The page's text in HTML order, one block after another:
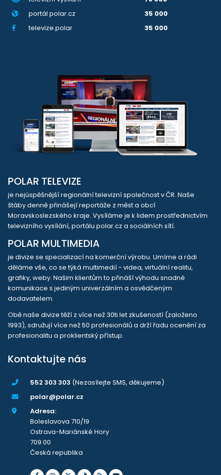
portál polar.cz
35 000
televize.polar
35 000
POLAR TELEVIZE
je nejúspěšnější regionální televizní společnost v ČR. Naše
štáby denně přinášejí reportáže z měst a obcí
Moravskoslezského kraje. Vysíláme je k lidem prostřednictvím
televizního vysílání, portálu polar.cz a sociálních sítí.
POLAR MULTIMEDIA
je divize se specializací na komerční výrobu. Umíme a rádi
děláme vše, co se týká multimedií - videa, virtuální realitu,
grafiky, weby. Našim klientům to přináší výhodu snadné
komunikace s jediným univerzálním a osvědčeným
dodavatelem.
Obě naše divize těží z více než 30ti let zkušeností (založeno
1993), sdružují více než 50 profesionálů a drží řadu ocenění za
profesionalitu a proklientský přístup.
Kontaktujte nás
552 303 303 (Nezasílejte SMS, děkujeme)
polar@polar.cz
Adresa:
Boleslavova 710/19
Ostrava-Mariánské Hory
709 00
Česká republika